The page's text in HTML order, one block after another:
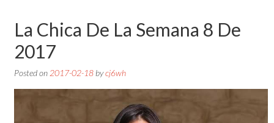
La Chica De La Semana 8 De
2017
Posted on 2017-02-18bycj6wh